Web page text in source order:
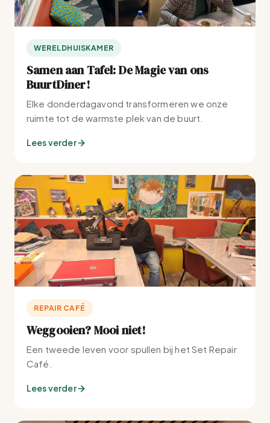
WERELDHUISKAMER
Samen aan Tafel: De Magie van ons
BuurtDiner!
Elke donderdagavond transformeren we onze
ruimte tot de warmste plek van de buurt.
Lees verder
REPAIR CAFÉ
Weggooien? Mooi niet!
Een tweede leven voor spullen bij het Set Repair
Café.
Lees verder